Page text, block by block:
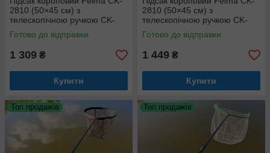
2810 (50×45 см) з
телескопічною ручкою CK-
2830 (2 метри)
Готово до відправки
1 309 ₴
Купити
2810 (50×45 см) з
телескопічною ручкою CK-
2835 (3 метри)
Готово до відправки
1 449 ₴
Купити
Топ продажів Топ продажів